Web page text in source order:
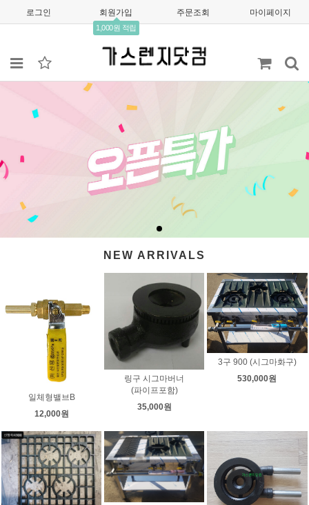
로그인 회원가입
1,000원 적립
주문조회 마이페이지
NEW ARRIVALS
일체형밸브B
12,000원
링구 시그마버너
(파이프포함)
35,000원
3구 900 (시그마화구)
530,000원